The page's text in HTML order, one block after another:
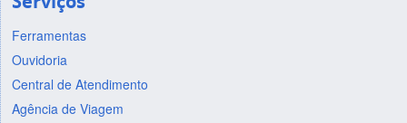
Ferramentas
Ouvidoria
Central de Atendimento
Agência de Viagem